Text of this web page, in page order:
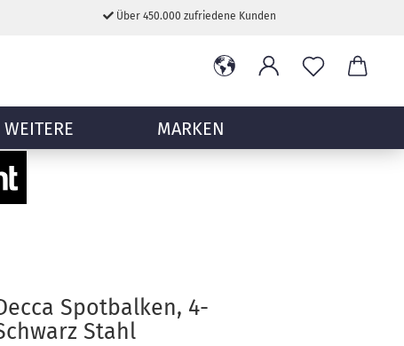
Über 450.000 zufriedene Kunden
MARKEN
WEITERE
Spotbalken, 4-
Stahl